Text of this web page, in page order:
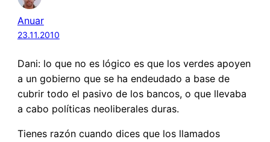
Anuar
23.11.2010
Dani: lo que no es lógico es que los verdes apoyen
a un gobierno que se ha endeudado a base de
cubrir todo el pasivo de los bancos, o que llevaba
a cabo políticas neoliberales duras.
Tienes razón cuando dices que los llamados